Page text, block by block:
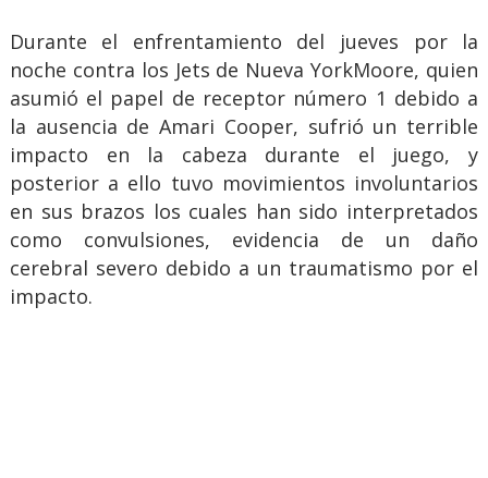
Durante el enfrentamiento del jueves por la
noche contra los Jets de Nueva YorkMoore, quien
asumió el papel de receptor número 1 debido a
la ausencia de Amari Cooper, sufrió un terrible
impacto en la cabeza durante el juego, y
posterior a ello tuvo movimientos involuntarios
en sus brazos los cuales han sido interpretados
como convulsiones, evidencia de un daño
cerebral severo debido a un traumatismo por el
impacto.